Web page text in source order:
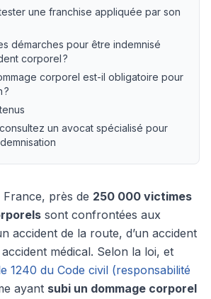
une franchise appliquée par son
démarches pour être indemnisé
corporel ?
corporel est-il obligatoire pour
?
un avocat spécialisé pour
près de 250 000 victimes
sont confrontées aux
accident de la route, d’un accident
médical. Selon la loi, et
1240 du Code civil (responsabilité
ayant subi un dommage corporel